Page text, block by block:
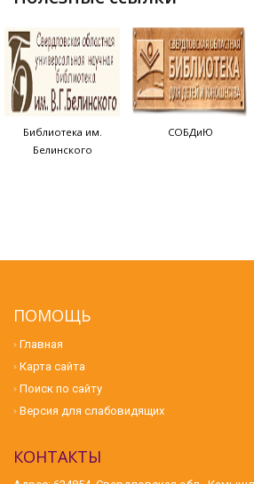
Библиотека им.
Белинского
СОБДиЮ
ПОМОЩЬ
Главная
Карта сайта
Поиск по сайту
Версия для слабовидящих
КОНТАКТЫ